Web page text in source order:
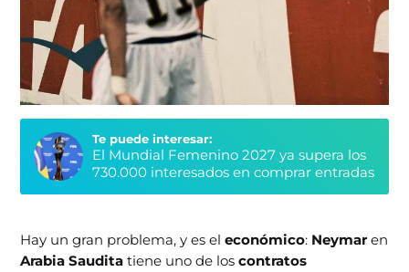
Te puede interesar:
El Mundial Femenino 2027 ya supera los
730.000 interesados en comprar entradas
Hay un gran problema, y es eleconómico: Neymaren
Arabia Sauditatiene uno de loscontratos